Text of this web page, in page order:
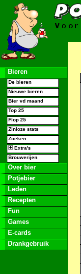
Bieren
De bieren
Nieuwe bieren
Bier vd maand
Top 25
Flop 25
Zinloze stats
Zoeken
Extra's
Brouwerijen
Over bier
Potjebier
Leden
Recepten
Fun
Games
E-cards
Drankgebruik